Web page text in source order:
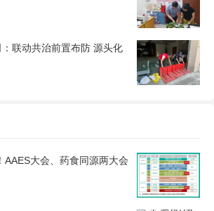
联动共治前置布防 源头化
AAES大会、药食同源两大会